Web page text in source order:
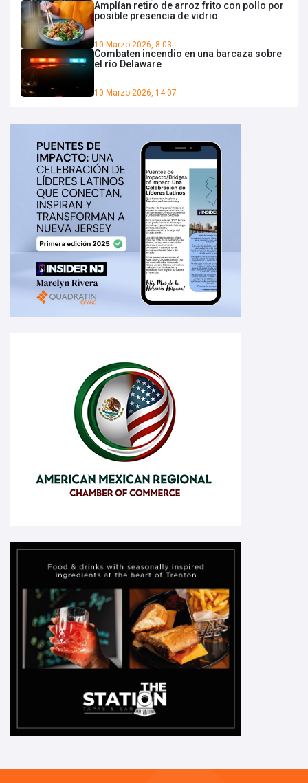
Amplían retiro de arroz frito con pollo por
posible presencia de vidrio
10 Marzo 2026, 8:03
Combaten incendio en una barcaza sobre
el río Delaware
10 Marzo 2026, 14:07